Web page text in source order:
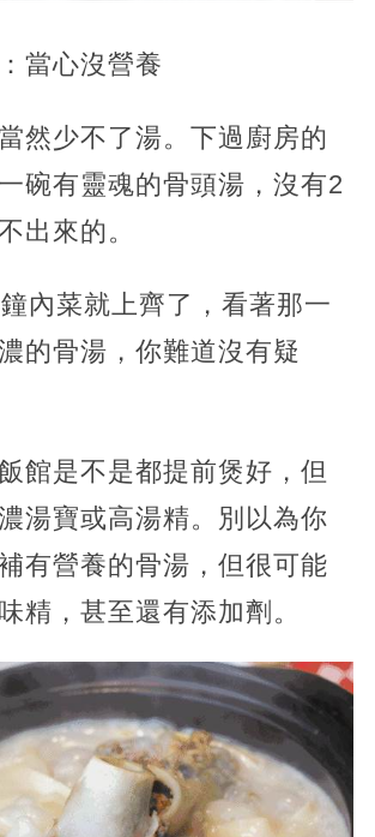
當心沒營養
然少不了湯。下過廚房的
碗有靈魂的骨頭湯，沒有2
出來的。
內菜就上齊了，看著那一
的骨湯，你難道沒有疑
館是不是都提前煲好，但
湯寶或高湯精。別以為你
有營養的骨湯，但很可能
精，甚至還有添加劑。